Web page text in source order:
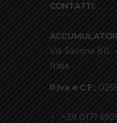
CONTATTI
Via Savona 81L
Italia
P.Iva e C.F.:
+39 0171